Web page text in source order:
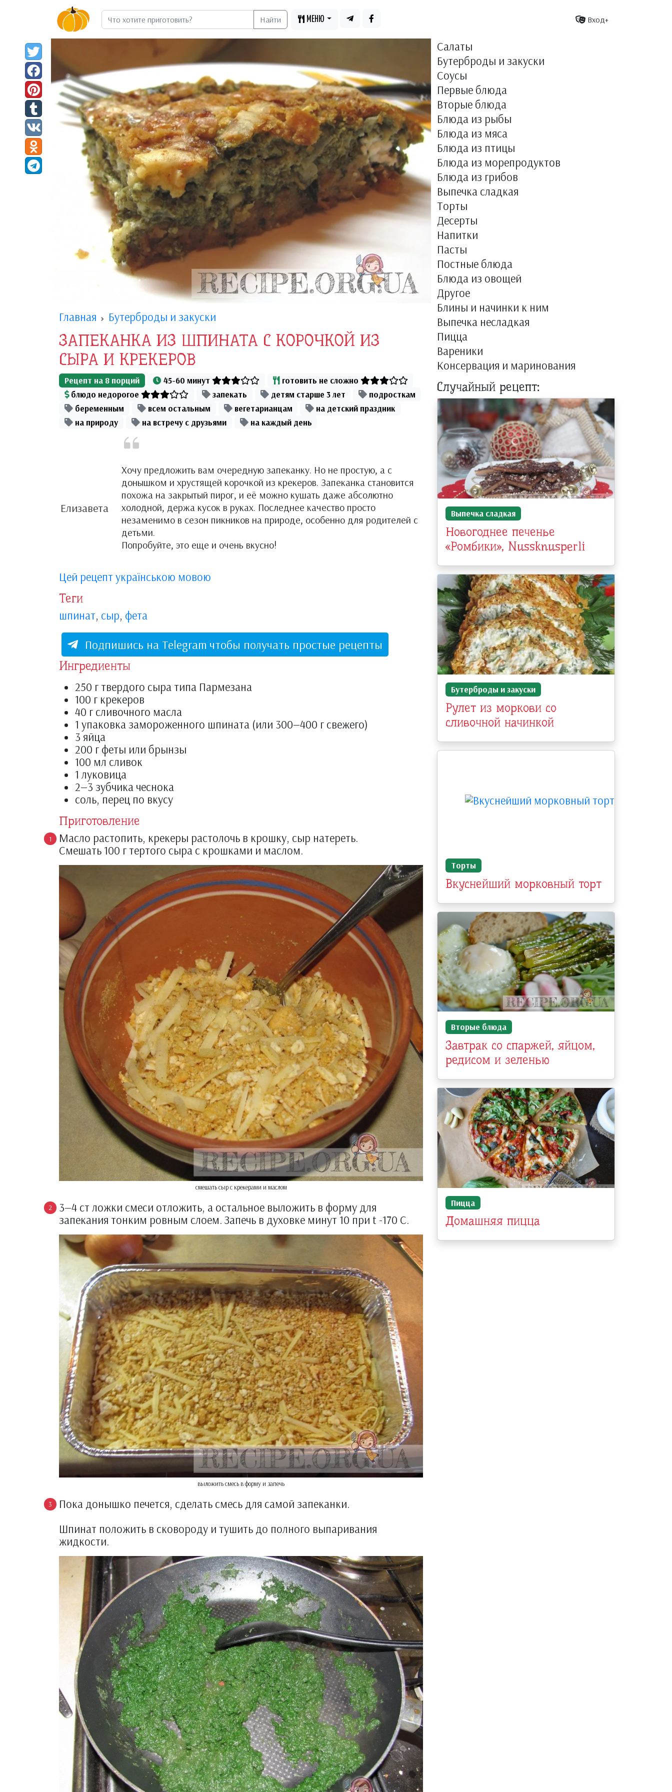
Найти МЕНЮ Вход+
Главная Бутерброды и закуски
ЗАПЕКАНКА ИЗ ШПИНАТА С КОРОЧКОЙ ИЗ
СЫРА И КРЕКЕРОВ
Рецепт на 8порций 45-60 минут
готовить не сложно
блюдо недорогое
запекать детям старше 3 лет
подросткам
беременным
всем остальным вегетарианцам
на детский праздник
на природу
на встречу с друзьями на каждый день
Елизавета
Хочу предложить вам очередную запеканку. Но не простую, а с
донышком и хрустящей корочкой из крекеров. Запеканка становится
похожа на закрытый пирог, и её можно кушать даже абсолютно
холодной, держа кусок в руках. Последнее качество просто
незаменимо в сезон пикников на природе, особенно для родителей с
детьми.
Попробуйте, это еще и очень вкусно!
Цей рецепт українською мовою
Теги
шпинат, сыр, фета
Подпишись на Telegram чтобы получать простые рецепты
Ингредиенты
250 г твердого сыра типа Пармезана
100 г крекеров
40 г сливочного масла
1 упаковка замороженного шпината (или 300—400 г свежего)
3 яйца
200 г феты или брынзы
100 мл сливок
1 луковица
2—3 зубчика чеснока
соль, перец по вкусу
Приготовление
Масло растопить, крекеры растолочь в крошку, сыр натереть.
Смешать 100 г тертого сыра с крошками и маслом.
смешать сыр с крекерами и маслом
3—4 ст ложки смеси отложить, а остальное выложить в форму для
запекания тонким ровным слоем. Запечь в духовке минут 10 при t -170 С.
выложить смесь в форму и запечь
Пока донышко печется, сделать смесь для самой запеканки.
Шпинат положить в сковороду и тушить до полного выпаривания
жидкости.
Салаты
Бутерброды и закуски
Соусы
Первые блюда
Вторые блюда
Блюда из рыбы
Блюда из мяса
Блюда из птицы
Блюда из морепродуктов
Блюда из грибов
Выпечка сладкая
Торты
Десерты
Напитки
Пасты
Постные блюда
Блюда из овощей
Другое
Блины и начинки к ним
Выпечка несладкая
Пицца
Вареники
Консервация и маринования
Случайный рецепт:
Выпечка сладкая
Новогоднее печенье
«Ромбики», Nussknusperli
Бутерброды и закуски
Рулет из моркови со
сливочной начинкой
Торты
Вкуснейший морковный торт
Вторые блюда
Завтрак со спаржей, яйцом,
редисом и зеленью
Пицца
Домашняя пицца